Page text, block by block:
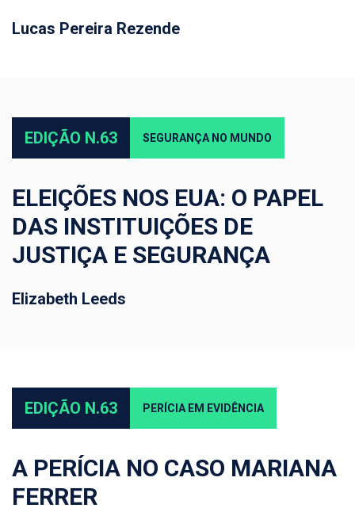
Lucas Pereira Rezende
EDIÇÃO N.63 SEGURANÇA NO MUNDO
ELEIÇÕES NOS EUA: O PAPEL
DAS INSTITUIÇÕES DE
JUSTIÇA E SEGURANÇA
Elizabeth Leeds
EDIÇÃO N.63 PERÍCIA EM EVIDÊNCIA
A PERÍCIA NO CASO MARIANA
FERRER